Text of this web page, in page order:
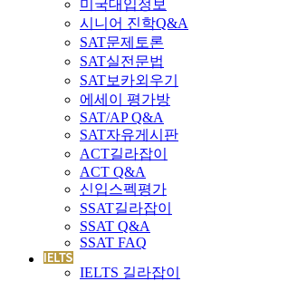
미국대입정보
시니어 진학Q&A
SAT문제토론
SAT실전문법
SAT보카외우기
에세이 평가방
SAT/AP Q&A
SAT자유게시판
ACT길라잡이
ACT Q&A
신입스펙평가
SSAT길라잡이
SSAT Q&A
SSAT FAQ
IELTS 길라잡이